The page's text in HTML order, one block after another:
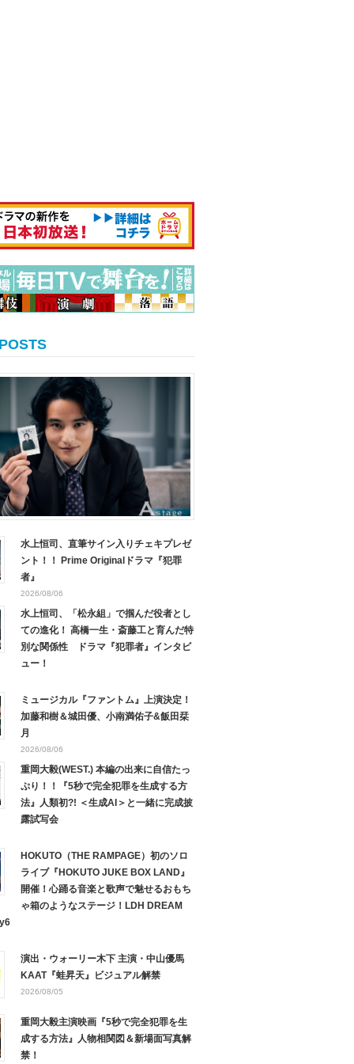
水上恒司、直筆サイン入りチェキプレゼ
ント！！ Prime Originalドラマ『犯罪
者』
2026/08/06
水上恒司、「松永組」で掴んだ役者とし
ての進化！ 高橋一生・斎藤工と育んだ特
別な関係性 ドラマ『犯罪者』インタビ
ュー！
ミュージカル『ファントム』上演決定！
加藤和樹＆城田優、小南満佑子&飯田栞
月
2026/08/06
重岡大毅(WEST.) 本編の出来に自信たっ
ぷり！！『5秒で完全犯罪を生成する方
法』人類初?! ＜生成AI＞と一緒に完成披
露試写会
HOKUTO（THE RAMPAGE）初のソロ
ライブ『HOKUTO JUKE BOX LAND』
開催！心踊る音楽と歌声で魅せるおもち
ゃ箱のようなステージ！LDH DREAM
演出・ウォーリー木下 主演・中山優馬
KAAT『蛙昇天』ビジュアル解禁
2026/08/05
重岡大毅主演映画『5秒で完全犯罪を生
成する方法』人物相関図＆新場面写真解
禁！